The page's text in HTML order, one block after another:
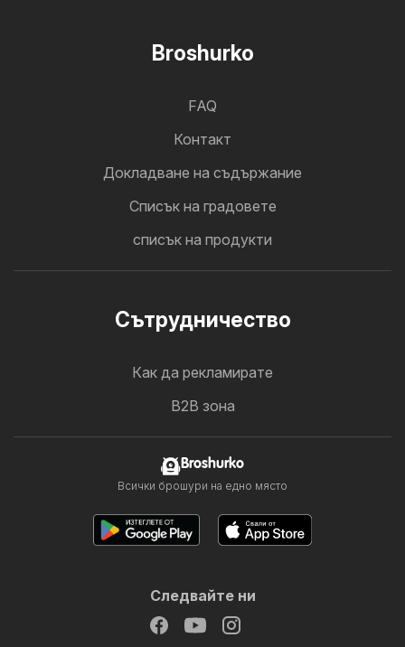
Broshurko
FAQ
Контакт
Докладване на съдържание
Cписък на градовете
списък на продукти
Cътрудничество
Как да рекламирате
B2B зона
Broshurko
Всички брошури на едно място
Следвайте ни